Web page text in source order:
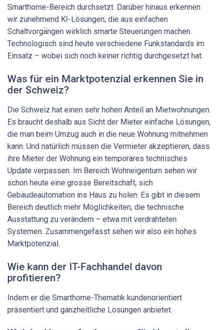
Smarthome-Bereich durchsetzt. Darüber hinaus erkennen
wir zunehmend KI-Lösungen, die aus einfachen
Schaltvorgängen wirklich smarte Steuerungen machen.
Technologisch sind heute verschiedene Funkstandards im
Einsatz – wobei sich noch keiner richtig durchgesetzt hat.
Was für ein Marktpotenzial erkennen Sie in
der Schweiz?
Die Schweiz hat einen sehr hohen Anteil an Mietwohnungen.
Es braucht deshalb aus Sicht der Mieter einfache Lösungen,
die man beim Umzug auch in die neue Wohnung mitnehmen
kann. Und natürlich müssen die Vermieter akzeptieren, dass
ihre Mieter der Wohnung ein temporäres technisches
Update verpassen. Im Bereich Wohneigentum sehen wir
schon heute eine grosse Bereitschaft, sich
Gebäudeautomation ins Haus zu holen. Es gibt in diesem
Bereich deutlich mehr Möglichkeiten, die technische
Ausstattung zu verändern – etwa mit verdrahteten
Systemen. Zusammengefasst sehen wir also ein hohes
Marktpotenzial.
Wie kann der IT-Fachhandel davon
profitieren?
Indem er die Smarthome-Thematik kundenorientiert
präsentiert und ganzheitliche Lösungen anbietet.